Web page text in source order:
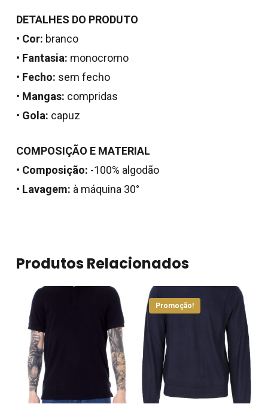
Nenhum produto no
carrinho.
DETALHES DO PRODUTO
• Cor: branco
• Fantasia: monocromo
• Fecho: sem fecho
• Mangas: compridas
• Gola: capuz
COMPOSIÇÃO E MATERIAL
• Composição: -100% algodão
• Lavagem: à máquina 30°
Produtos Relacionados
Promoção!